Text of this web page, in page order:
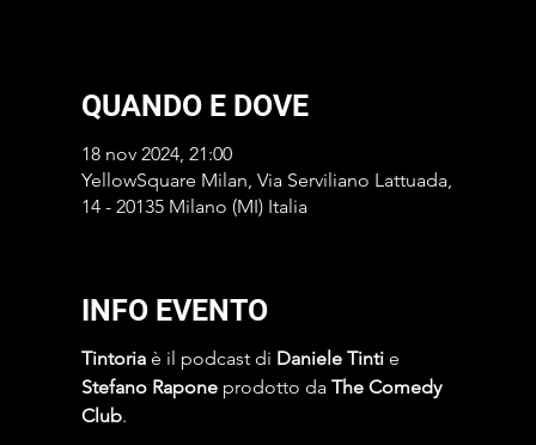
QUANDO E DOVE
18 nov 2024, 21:00
YellowSquare Milan, Via Serviliano Lattuada,
14 - 20135 Milano (MI) Italia
INFO EVENTO
Tintoria è il podcast di Daniele Tinti e
Stefano Rapone prodotto da The Comedy
Club.